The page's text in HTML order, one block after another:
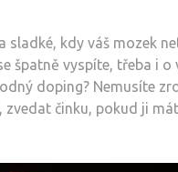
sladké, kdy váš mozek
špatně vyspíte, třeba i
doping? Nemusíte
činku, pokud ji